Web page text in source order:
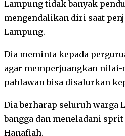
Lampung tidak banyak
mengendalikan diri saat
Lampung.
Dia meminta kepada
agar memperjuangkan
pahlawan bisa disalurkan
Dia berharap seluruh warga
bangga dan meneladani
Hanafiah.